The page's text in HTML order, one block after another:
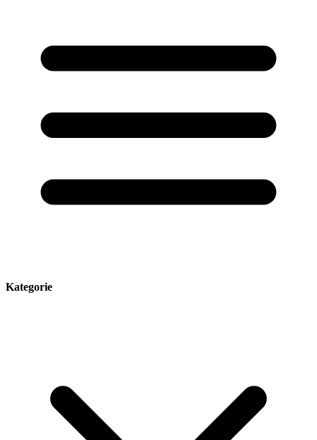
Kategorie